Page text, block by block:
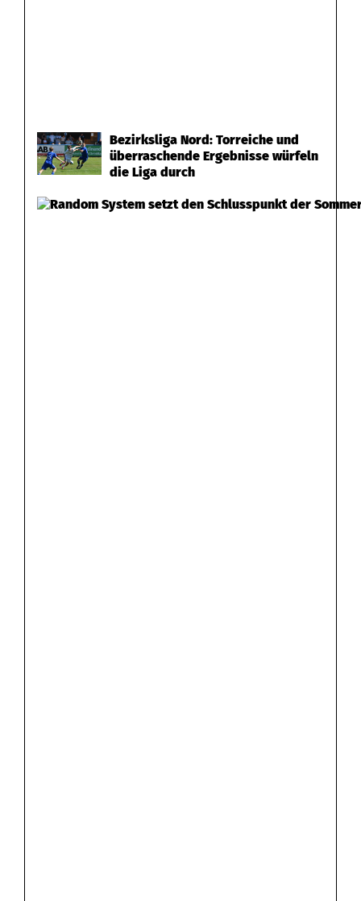
Bezirksliga Nord: Torreiche und
überraschende Ergebnisse würfeln
die Liga durch